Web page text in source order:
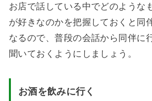
お店で話している中でどのような
が好きなのかを把握しておくと同
なるので、普段の会話から同伴に
聞いておくようにしましょう。
お酒を飲みに行く